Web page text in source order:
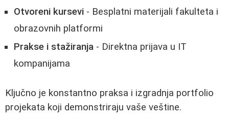
Otvoreni kursevi - Besplatni materijali fakulteta i
obrazovnih platformi
Prakse i stažiranja - Direktna prijava u IT
kompanijama
Ključno je konstantno praksa i izgradnja portfolio
projekata koji demonstriraju vaše veštine.